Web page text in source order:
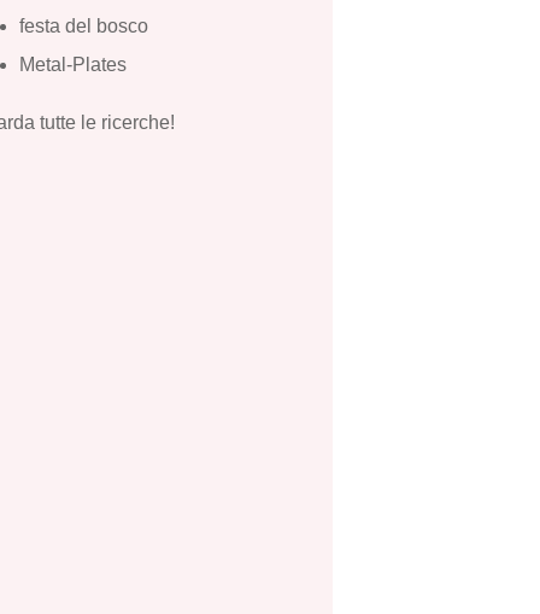
festa del bosco
Metal-Plates
tutte le ricerche!